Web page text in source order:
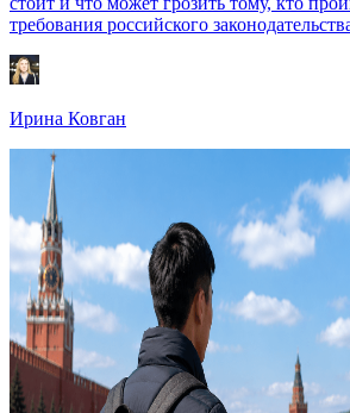
требования российского
Ирина Ковган